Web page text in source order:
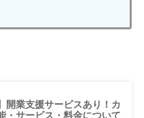
開業支援サービスあり！カ
・サービス・料金について